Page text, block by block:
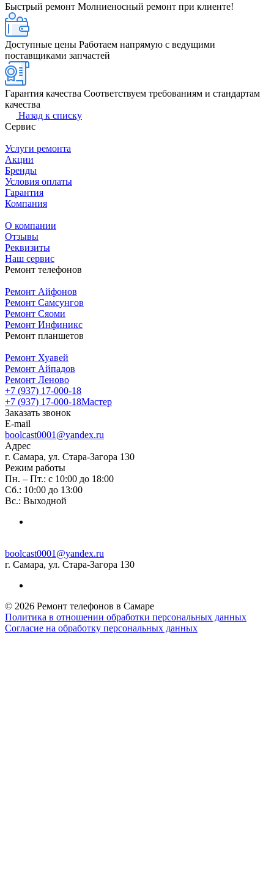
Быстрый ремонт Молниеносный ремонт при клиенте!
Доступные цены Работаем напрямую с ведущими
поставщиками запчастей
Гарантия качества Соответствуем требованиям и стандартам
качества
Назад к списку
Сервис
Услуги ремонта
Акции
Бренды
Условия оплаты
Гарантия
Компания
О компании
Отзывы
Реквизиты
Наш сервис
Ремонт телефонов
Ремонт Айфонов
Ремонт Самсунгов
Ремонт Сяоми
Ремонт Инфиникс
Ремонт планшетов
Ремонт Хуавей
Ремонт Айпадов
Ремонт Леново
+7 (937) 17-000-18
+7 (937) 17-000-18Мастер
Заказать звонок
E-mail
boolcast0001@yandex.ru
Адрес
г. Самара, ул. Стара-Загора 130
Режим работы
Пн. – Пт.: с 10:00 до 18:00
Сб.: 10:00 до 13:00
Вс.: Выходной
boolcast0001@yandex.ru
г. Самара, ул. Стара-Загора 130
© 2026 Ремонт телефонов в Самаре
Политика в отношении обработки персональных данных
Согласие на обработку персональных данных